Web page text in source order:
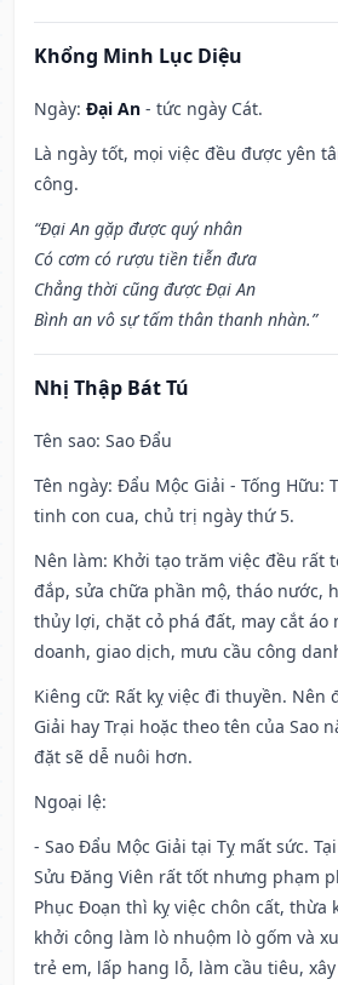
Khổng Minh Lục Diệu
Ngày: Đại An - tức ngày Cát.
Là ngày tốt, mọi việc đều được yên
công.
“Đại An gặp được quý nhân
Có cơm có rượu tiền tiễn đưa
Chẳng thời cũng được Đại An
Bình an vô sự tấm thân thanh nhàn.”
Nhị Thập Bát Tú
Tên sao: Sao Đẩu
Tên ngày: Đẩu Mộc Giải - Tống Hữu:
tinh con cua, chủ trị ngày thứ 5.
Nên làm: Khởi tạo trăm việc đều rất
đắp, sửa chữa phần mộ, tháo nước,
thủy lợi, chặt cỏ phá đất, may cắt áo
doanh, giao dịch, mưu cầu công
Kiêng cữ: Rất kỵ việc đi thuyền. Nên
Giải hay Trại hoặc theo tên của Sao
đặt sẽ dễ nuôi hơn.
Ngoại lệ:
- Sao Đẩu Mộc Giải tại Tỵ mất sức.
Sửu Đăng Viên rất tốt nhưng phạm
Phục Đoạn thì kỵ việc chôn cất, thừa
khởi công làm lò nhuộm lò gốm và
trẻ em, lấp hang lỗ, làm cầu tiêu,